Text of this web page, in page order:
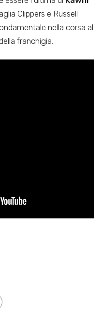
Clippers e Russell
nella corsa al
franchigia.